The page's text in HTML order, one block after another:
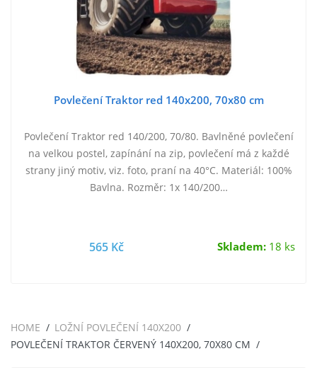
Povlečení Traktor red 140x200, 70x80 cm
Povlečení Traktor red 140/200, 70/80. Bavlněné povlečení
na velkou postel, zapínání na zip, povlečení má z každé
strany jiný motiv, viz. foto, praní na 40°C. Materiál: 100%
Bavlna. Rozměr: 1x 140/200…
565 Kč Skladem: 18 ks
HOME
LOŽNÍ POVLEČENÍ 140X200
POVLEČENÍ TRAKTOR ČERVENÝ 140X200, 70X80 CM